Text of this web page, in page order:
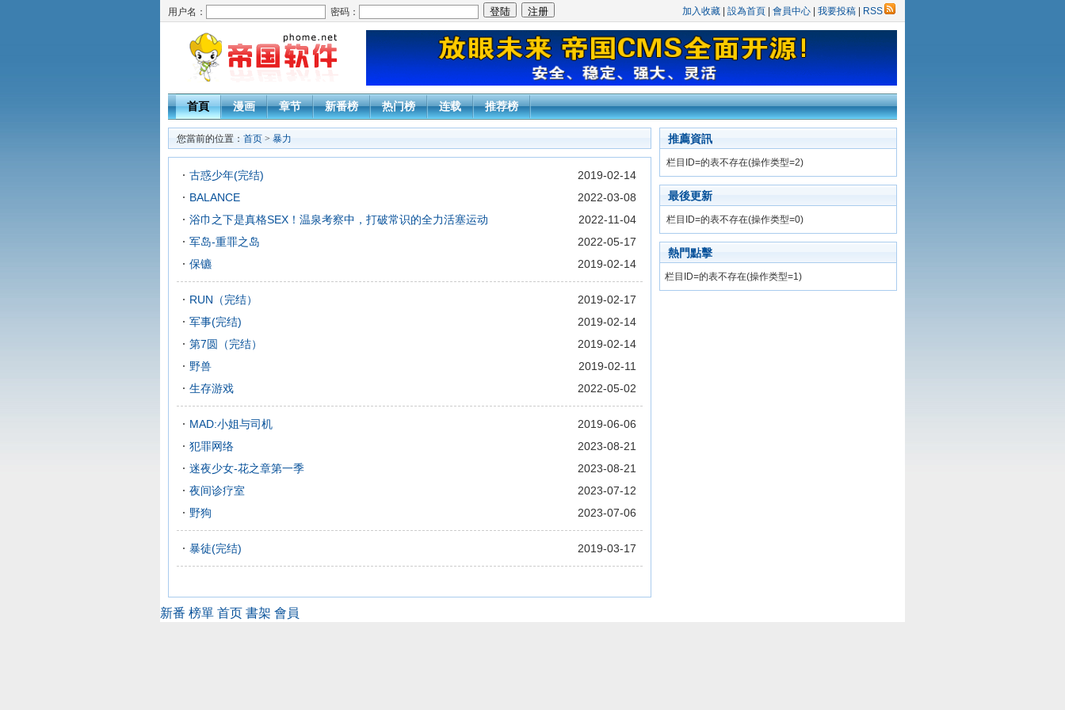
用户名： 密码： 加入收藏 設為首頁 會員中心 我要投稿 RSS
首頁 漫画 章节 新番榜 热门榜 连载 推荐榜
您當前的位置： 首页 > 暴力
古惑少年(完结)
2019-02-14
BALANCE
2022-03-08
浴巾之下是真格SEX！温泉考察中，打破常识的全力活塞运动
2022-11-04
军岛-重罪之岛
2022-05-17
保镳
2019-02-14
RUN（完结）
2019-02-17
军事(完结)
2019-02-14
第7圆（完结）
2019-02-14
野兽
2019-02-11
生存游戏
2022-05-02
MAD:小姐与司机
2019-06-06
犯罪网络
2023-08-21
迷夜少女-花之章第一季
2023-08-21
夜间诊疗室
2023-07-12
野狗
2023-07-06
暴徒(完结) 2019-03-17
推薦資訊
栏目ID=的表不存在(操作类型=2)
最後更新
栏目ID=的表不存在(操作类型=0)
熱門點擊
栏目ID=的表不存在(操作类型=1)
新番 榜單 首页 書架 會員